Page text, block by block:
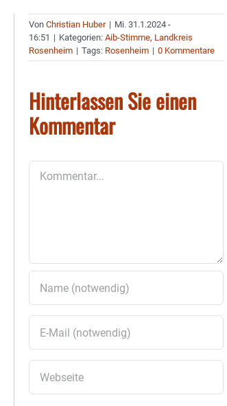
VonChristian Huber | Mi. 31.1.2024 -
16:51 | Kategorien:Aib-Stimme, Landkreis
Rosenheim | Tags: Rosenheim | 0 Kommentare
Hinterlassen Sie einen
Kommentar